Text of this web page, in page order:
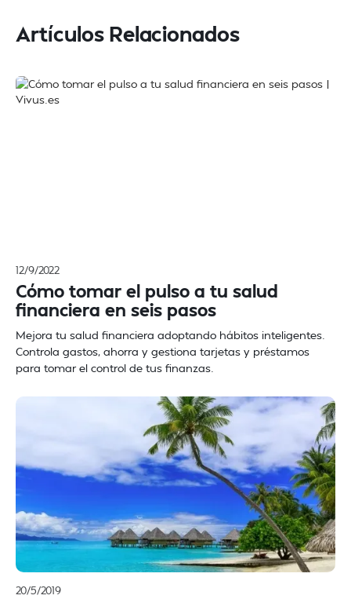
Artículos Relacionados
12/9/2022
Cómo tomar el pulso a tu salud
financiera en seis pasos
Mejora tu salud financiera adoptando hábitos inteligentes.
Controla gastos, ahorra y gestiona tarjetas y préstamos
para tomar el control de tus finanzas.
20/5/2019